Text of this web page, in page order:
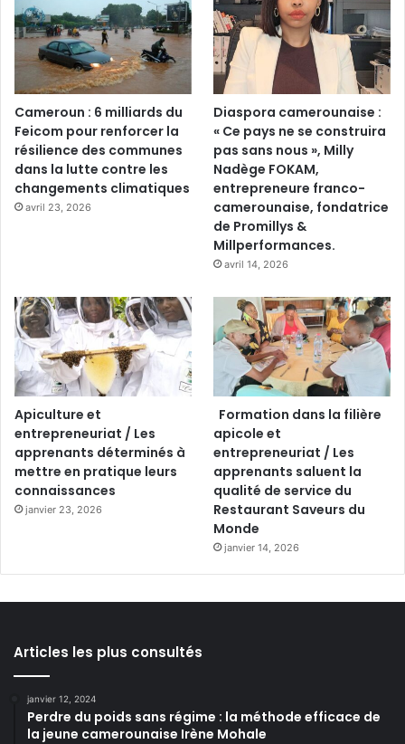
Cameroun : 6 milliards du
Feicom pour renforcer la
résilience des communes
dans la lutte contre les
changements climatiques
avril 23, 2026
Diaspora camerounaise :
« Ce pays ne se construira
pas sans nous », Milly
Nadège FOKAM,
entrepreneure franco-
camerounaise, fondatrice
de Promillys &
Millperformances.
avril 14, 2026
Apiculture et
entrepreneuriat / Les
apprenants déterminés à
mettre en pratique leurs
connaissances
janvier 23, 2026
Formation dans la filière
apicole et
entrepreneuriat / Les
apprenants saluent la
qualité de service du
Restaurant Saveurs du
Monde
janvier 14, 2026
Articles les plus consultés
janvier 12, 2024
Perdre du poids sans régime : la méthode efficace de
la jeune camerounaise Irène Mohale